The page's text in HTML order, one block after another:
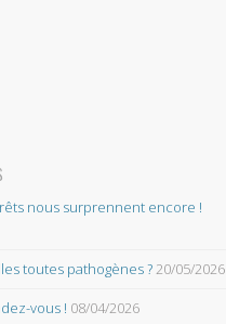
nous surprennent encore !
toutes pathogènes ?20/05/2026
vous ! 08/04/2026